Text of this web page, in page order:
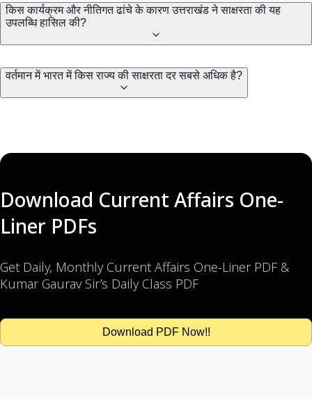
किस कार्यक्रम और नीतिगत ढांचे के कारण उत्तराखंड ने साक्षरता की यह
उपलब्धि हासिल की?
वर्तमान में भारत में किस राज्य की साक्षरता दर सबसे अधिक है?
Download Current Affairs One-
Liner PDFs
Get Daily, Monthly Current Affairs One-Liner PDF &
Kumar Gaurav Sir’s Daily Class PDF
Download PDF Now!!